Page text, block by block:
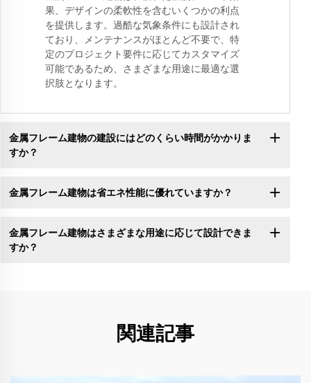
果、デザインの柔軟性を含むいくつかの利点
を提供します。過酷な気象条件にも設計され
ており、メンテナンスがほとんど不要で、特
定のプロジェクト要件に応じてカスタマイズ
可能であるため、さまざまな用途に最適な選
択肢となります。
金属フレーム建物の建設にはどのくらい時間がかかりま
すか？
金属フレーム建物は省エネ性能に優れていますか？
金属フレーム建物はさまざまな用途に応じて設計できま
すか？
関連記事